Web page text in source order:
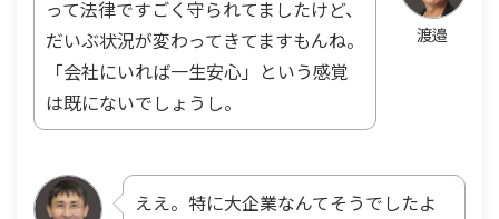
渡邉
って法律ですごく守られてましたけど、
だいぶ状況が変わってきてますもんね。
「会社にいれば一生安心」という感覚
は既にないでしょうし。
ええ。特に大企業なんてそうでしたよ